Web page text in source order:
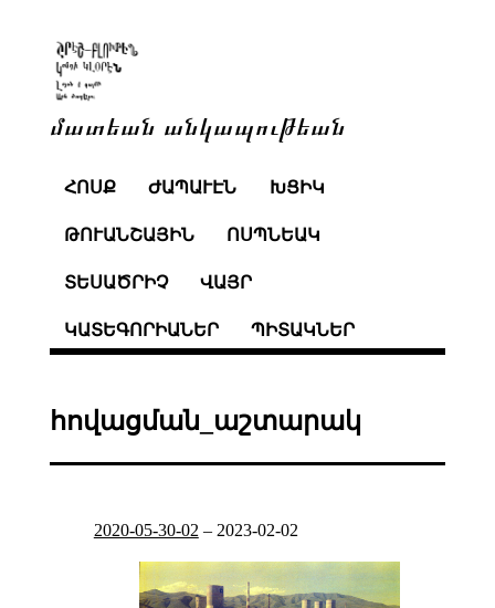
մատեան անկապութեան
ՀՈՍՔ ԺԱՊԱՒԷՆ ԽՑԻԿ
ԹՈՒԱՆՇԱՅԻՆ ՈՍՊՆԵԱԿ
ՏԵՍԱԾՐԻՉ ՎԱՅՐ
ԿԱՏԵԳՈՐԻԱՆԵՐ ՊԻՏԱԿՆԵՐ
հովացման_աշտարակ
2020-05-30-02 – 2023-02-02